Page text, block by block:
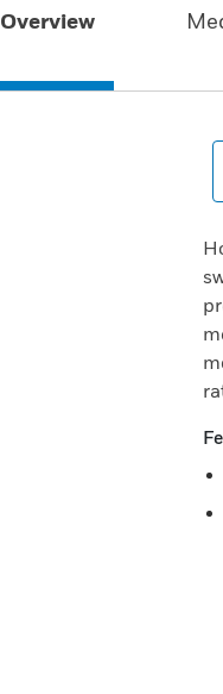
Overview